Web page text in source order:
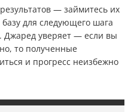
— займитесь их
для следующего шага
Джаред уверяет — если вы
то полученные
и прогресс неизбежно